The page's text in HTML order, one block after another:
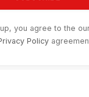
you agree to the
Policy